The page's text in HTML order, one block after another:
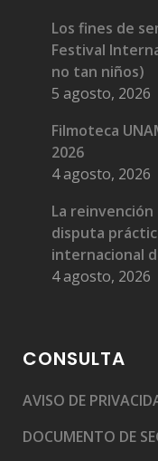
Los fines de
Festival
no tan niños)
5 agosto, 2026
Filmoteca
2026
4 agosto, 2026
La
disputa
internacional
4 agosto, 2026
CONSULTA
AVISO DE
DOCUMENTO DE